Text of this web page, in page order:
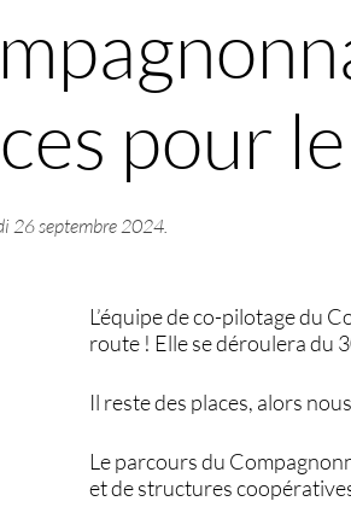
pour
26 septembre 2024.
L’équipe de co-pilotage du
route ! Elle se déroulera du
Il reste des places, alors
Le parcours du
et de structures